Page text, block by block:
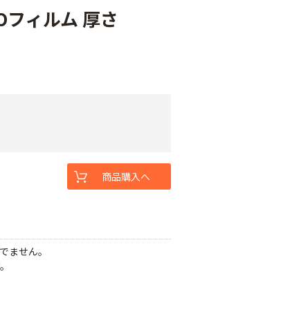
ィルム 厚さ
ません。
商品購入へ